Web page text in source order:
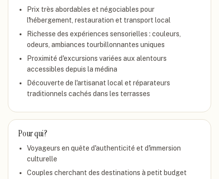
Prix très abordables et négociables pour
l'hébergement, restauration et transport local
Richesse des expériences sensorielles : couleurs,
odeurs, ambiances tourbillonnantes uniques
Proximité d'excursions variées aux alentours
accessibles depuis la médina
Découverte de l'artisanat local et réparateurs
traditionnels cachés dans les terrasses
Pour qui ?
Voyageurs en quête d'authenticité et d'immersion
culturelle
Couples cherchant des destinations à petit budget